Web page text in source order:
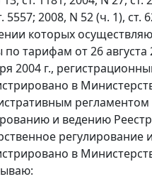
5557; 2008, N 52 (ч. 1),
которых
по тарифам от 26
2004 г.,
в
и ведению
в